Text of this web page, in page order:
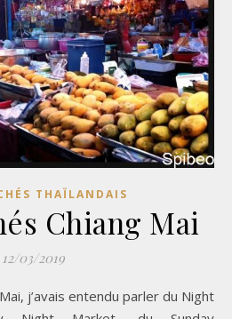
THAÏLANDAIS
Chiang Mai
12/03/2019